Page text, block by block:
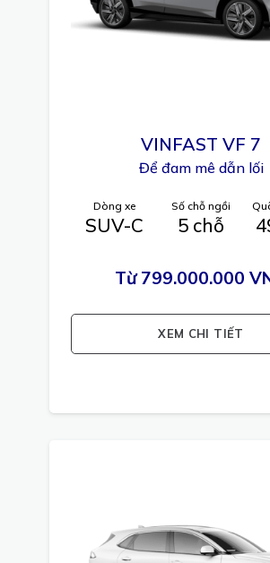
VINFAST VF 7
Để đam mê dẫn lối
Dòng xe
SUV-C
Số chỗ ngồi
5 chỗ
Từ 799.000.000
XEM CHI TIẾT